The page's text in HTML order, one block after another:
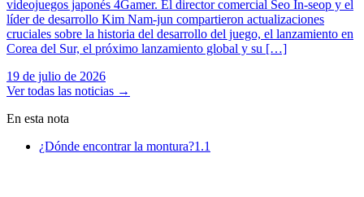
videojuegos japonés 4Gamer. El director comercial Seo In-seop y el
líder de desarrollo Kim Nam-jun compartieron actualizaciones
cruciales sobre la historia del desarrollo del juego, el lanzamiento en
Corea del Sur, el próximo lanzamiento global y su […]
19 de julio de 2026
Ver todas las noticias →
En esta nota
¿Dónde encontrar la montura?1.1